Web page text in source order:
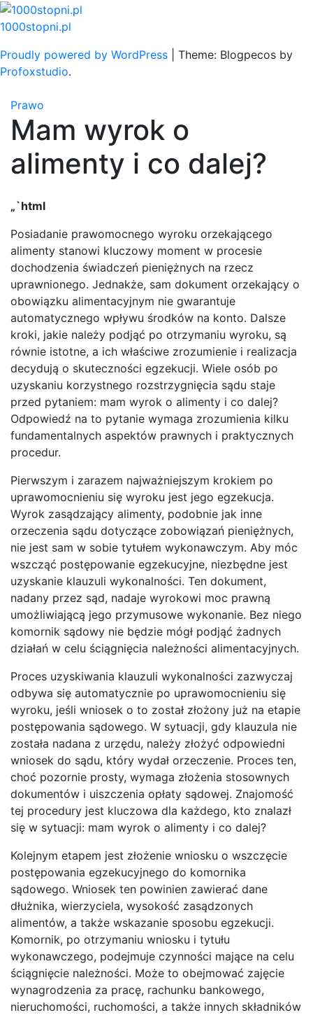
Skip
to
1000stopni.pl
Proudly powered by WordPress
Theme: Blogpecos by
Profoxstudio.
Prawo
Mam wyrok o
alimenty i co dalej?
„`html
Posiadanie prawomocnego wyroku orzekającego
alimenty stanowi kluczowy moment w procesie
dochodzenia świadczeń pieniężnych na rzecz
uprawnionego. Jednakże, sam dokument orzekający o
obowiązku alimentacyjnym nie gwarantuje
automatycznego wpływu środków na konto. Dalsze
kroki, jakie należy podjąć po otrzymaniu wyroku, są
równie istotne, a ich właściwe zrozumienie i realizacja
decydują o skuteczności egzekucji. Wiele osób po
uzyskaniu korzystnego rozstrzygnięcia sądu staje
przed pytaniem: mam wyrok o alimenty i co dalej?
Odpowiedź na to pytanie wymaga zrozumienia kilku
fundamentalnych aspektów prawnych i praktycznych
procedur.
Pierwszym i zarazem najważniejszym krokiem po
uprawomocnieniu się wyroku jest jego egzekucja.
Wyrok zasądzający alimenty, podobnie jak inne
orzeczenia sądu dotyczące zobowiązań pieniężnych,
nie jest sam w sobie tytułem wykonawczym. Aby móc
wszcząć postępowanie egzekucyjne, niezbędne jest
uzyskanie klauzuli wykonalności. Ten dokument,
nadany przez sąd, nadaje wyrokowi moc prawną
umożliwiającą jego przymusowe wykonanie. Bez niego
komornik sądowy nie będzie mógł podjąć żadnych
działań w celu ściągnięcia należności alimentacyjnych.
Proces uzyskiwania klauzuli wykonalności zazwyczaj
odbywa się automatycznie po uprawomocnieniu się
wyroku, jeśli wniosek o to został złożony już na etapie
postępowania sądowego. W sytuacji, gdy klauzula nie
została nadana z urzędu, należy złożyć odpowiedni
wniosek do sądu, który wydał orzeczenie. Proces ten,
choć pozornie prosty, wymaga złożenia stosownych
dokumentów i uiszczenia opłaty sądowej. Znajomość
tej procedury jest kluczowa dla każdego, kto znalazł
się w sytuacji: mam wyrok o alimenty i co dalej?
Kolejnym etapem jest złożenie wniosku o wszczęcie
postępowania egzekucyjnego do komornika
sądowego. Wniosek ten powinien zawierać dane
dłużnika, wierzyciela, wysokość zasądzonych
alimentów, a także wskazanie sposobu egzekucji.
Komornik, po otrzymaniu wniosku i tytułu
wykonawczego, podejmuje czynności mające na celu
ściągnięcie należności. Może to obejmować zajęcie
wynagrodzenia za pracę, rachunku bankowego,
nieruchomości, ruchomości, a także innych składników